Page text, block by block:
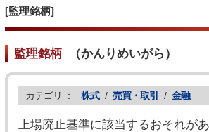
[監理銘柄]
監理銘柄（かんりめいがら ）
カテゴリ ： 株式 / 売買・取引 / 金融
上場廃止基準に該当するおそれが